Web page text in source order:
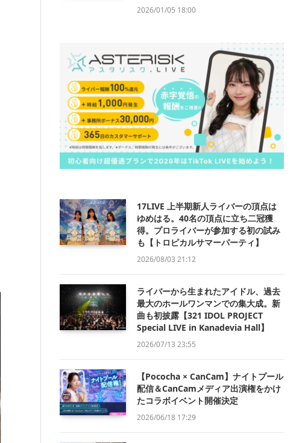
2026/01/05 18:00
17LIVE 上半期新人ライバーの頂点は
ゆめはる。40名の頂点に立ち二冠獲
得。プロライバーが参加する初の試み
も【トロピカルサマーパーティ】
2026/08/03 21:12
ライバーから生まれたアイドル、過去
最大のホールワンマンでの集大成。新
曲も初披露【321 IDOL PROJECT
Special LIVE in Kanadevia Hall】
2026/07/13 23:55
【Pococha × CanCam】ナイトプール
配信＆CanCamメディア出演権をかけ
たコラボイベント開催決定
2026/06/18 17:29